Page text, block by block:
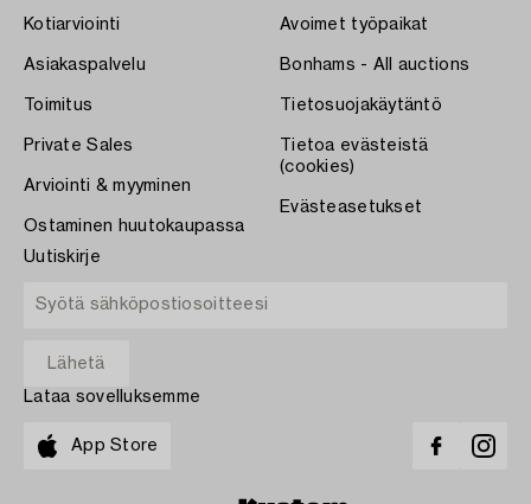
Kotiarviointi
Asiakaspalvelu
Toimitus
Private Sales
Arviointi & myyminen
Ostaminen huutokaupassa
Avoimet työpaikat
Bonhams - All auctions
Tietosuojakäytäntö
Tietoa evästeistä
(cookies)
Evästeasetukset
Uutiskirje
Lataa sovelluksemme
App Store